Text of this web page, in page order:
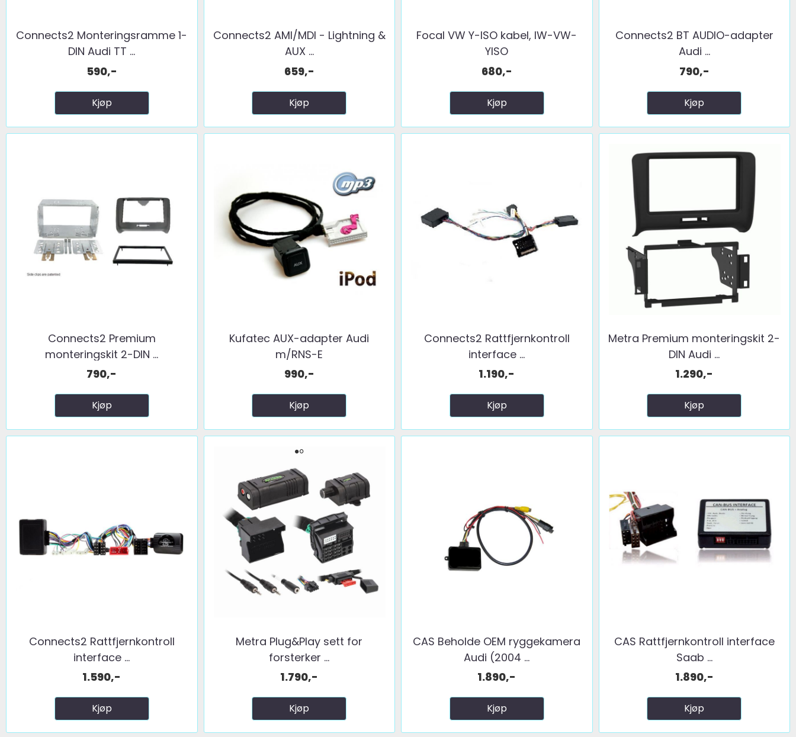
Connects2 Monteringsramme 1-
DIN Audi TT ...
590,-
Kjøp
Connects2 AMI/MDI - Lightning &
AUX ...
659,-
Kjøp
Focal VW Y-ISO kabel, IW-VW-
YISO
680,-
Kjøp
Connects2 BT AUDIO-adapter
Audi ...
790,-
Kjøp
Connects2 Premium
monteringskit 2-DIN ...
790,-
Kjøp
Kufatec AUX-adapter Audi
m/RNS-E
990,-
Kjøp
Connects2 Rattfjernkontroll
interface ...
1.190,-
Kjøp
Metra Premium monteringskit 2-
DIN Audi ...
1.290,-
Kjøp
Connects2 Rattfjernkontroll
interface ...
1.590,-
Kjøp
Metra Plug&Play sett for
forsterker ...
1.790,-
Kjøp
CAS Beholde OEM ryggekamera
Audi (2004 ...
1.890,-
Kjøp
CAS Rattfjernkontroll interface
Saab ...
1.890,-
Kjøp